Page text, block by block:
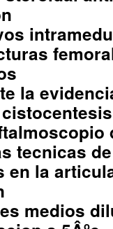
la
tecnicas
en la
medios